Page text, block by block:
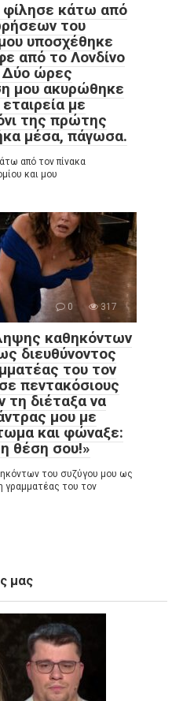
φίλησε κάτω από
του
υποσχέθηκε
από το Λονδίνο
Δύο ώρες
μου ακυρώθηκε
με
της πρώτης
μέσα, πάγωσα.
από τον πίνακα
και μου
0 317
καθηκόντων
διευθύνοντος
του τον
πεντακόσιους
τη διέταξα να
μου με
και φώναξε:
θέση σου!»
του συζύγου μου ως
γραμματέας του τον
μας